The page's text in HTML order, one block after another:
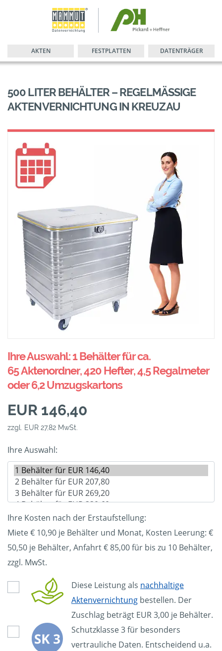
AKTEN FESTPLATTEN DATENTRÄGER
500 LITER BEHÄLTER – REGELMÄSSIGE A
KTENVERNICHTUNG IN KREUZAU
Ihre Auswahl: 1 Behälter für ca.
65 Aktenordner, 420 Hefter, 4,5 Regalmeter
oder 6,2 Umzugskartons
EUR 146,40
zzgl. EUR 27,82 MwSt.
Ihre Auswahl:
Ihre Kosten nach der Erstaufstellung:
Miete € 10,90 je Behälter und Monat, Kosten Leerung: €
50,50 je Behälter, Anfahrt € 85,00 für bis zu 10 Behälter,
zzgl. MwSt.
Diese Leistung als nachhaltige
Aktenvernichtung bestellen. Der
Zuschlag beträgt EUR 3,00 je Behälter.
Schutzklasse 3 für besonders
vertrauliche Daten. Entscheidend u.a.